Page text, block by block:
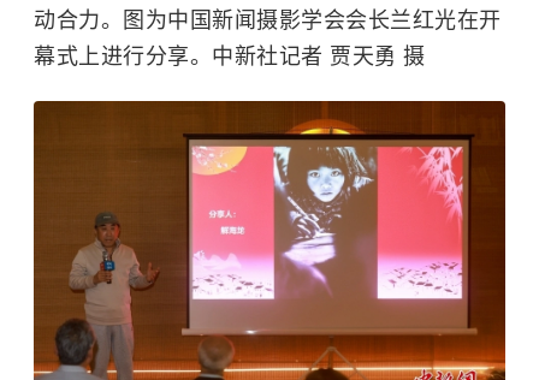
动合力。图为中国新闻摄影学会会长兰红光在开
幕式上进行分享。中新社记者 贾天勇 摄